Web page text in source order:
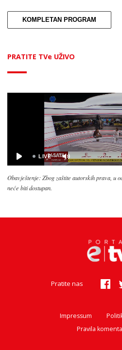
KOMPLETAN PROGRAM
PRATITE TVe UŽIVO
Obavještenje: Zbog zaštite autorskih prava, u
neće biti dostupan.
Pratite nas
Impressum
Pravila